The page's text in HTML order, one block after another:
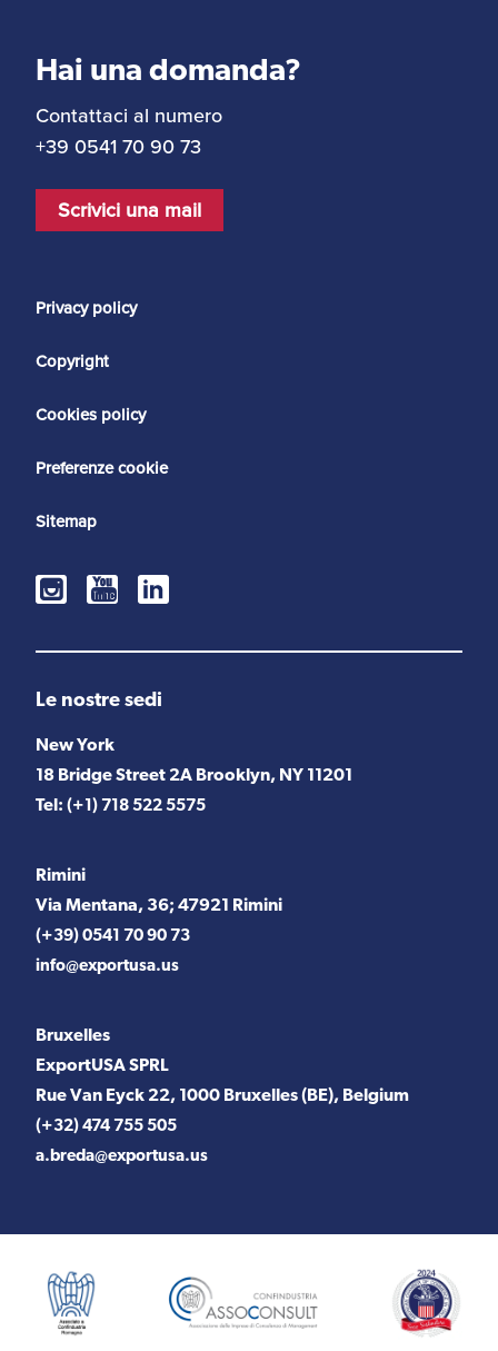
Hai una domanda?
Contattaci al numero
+39 0541 70 90 73
Scrivici una mail
Privacy policy
Copyright
Cookies policy
Preferenze cookie
Sitemap
Le nostre sedi
New York
18 Bridge Street 2A Brooklyn, NY 11201
Tel: (+1) 718 522 5575
Rimini
Via Mentana, 36; 47921 Rimini
(+39) 0541 70 90 73
info@exportusa.us
Bruxelles
ExportUSA SPRL
Rue Van Eyck 22, 1000 Bruxelles (BE), Belgium
(+32) 474 755 505
a.breda@exportusa.us